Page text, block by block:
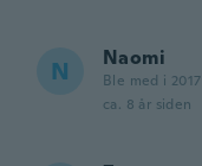
N Naomi
Ble med i 2017
ca. 8 år siden